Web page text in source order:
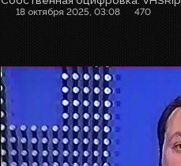
18 октября 2025, 03:08 470